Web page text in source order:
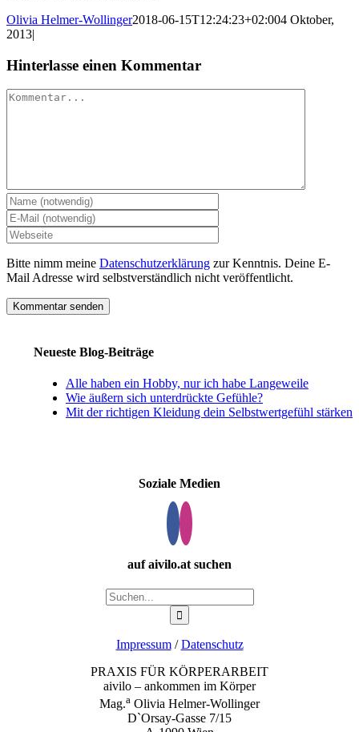
Olivia Helmer-Wollinger2018-06-15T12:24:23+02:004 Oktober,
2013|
Hinterlasse einen Kommentar
Kommentar
Bitte nimm meine Datenschutzerklärung zur Kenntnis. Deine E-
Mail Adresse wird selbstverständlich nicht veröffentlicht.
Neueste Blog-Beiträge
Alle haben ein Hobby, nur ich habe Langeweile
Wie äußern sich unterdrückte Gefühle?
Mit der richtigen Kleidung dein Selbstwertgefühl stärken
Soziale Medien
auf aivilo.at suchen
Suche
nach:
Impressum/Datenschutz
PRAXIS FÜR KÖRPERARBEIT
aivilo – ankommen im Körper
Mag.a Olivia Helmer-Wollinger
D`Orsay-Gasse 7/15